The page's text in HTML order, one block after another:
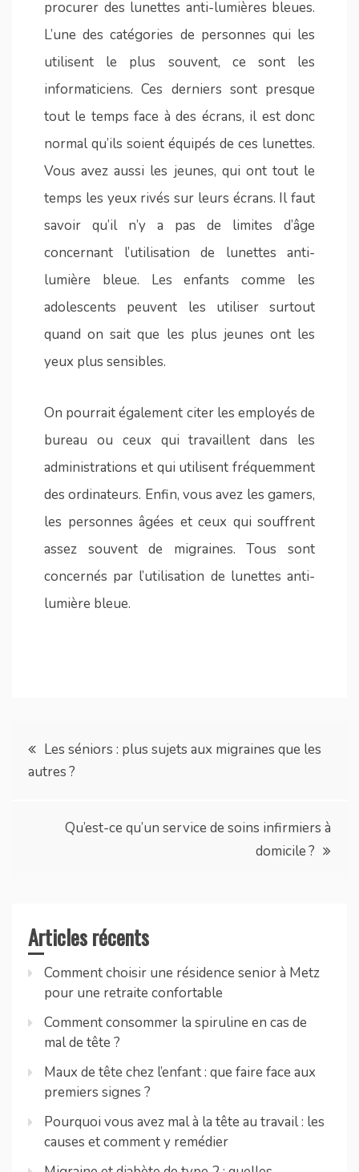
procurer des lunettes anti-lumières bleues.
L’une des catégories de personnes qui les
utilisent le plus souvent, ce sont les
informaticiens. Ces derniers sont presque
tout le temps face à des écrans, il est donc
normal qu’ils soient équipés de ces lunettes.
Vous avez aussi les jeunes, qui ont tout le
temps les yeux rivés sur leurs écrans. Il faut
savoir qu’il n’y a pas de limites d’âge
concernant l’utilisation de lunettes anti-
lumière bleue. Les enfants comme les
adolescents peuvent les utiliser surtout
quand on sait que les plus jeunes ont les
yeux plus sensibles.
On pourrait également citer les employés de
bureau ou ceux qui travaillent dans les
administrations et qui utilisent fréquemment
des ordinateurs. Enfin, vous avez les gamers,
les personnes âgées et ceux qui souffrent
assez souvent de migraines. Tous sont
concernés par l’utilisation de lunettes anti-
lumière bleue.
Navigation
de
l’article
Les séniors : plus sujets aux migraines que les
autres ?
Qu’est-ce qu’un service de soins infirmiers à
domicile ?
Articles récents
Comment choisir une résidence senior à Metz
pour une retraite confortable
Comment consommer la spiruline en cas de
mal de tête ?
Maux de tête chez l’enfant : que faire face aux
premiers signes ?
Pourquoi vous avez mal à la tête au travail : les
causes et comment y remédier